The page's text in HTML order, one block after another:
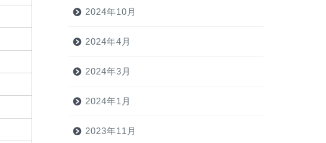
2024年10月
2024年4月
2024年3月
2024年1月
2023年11月